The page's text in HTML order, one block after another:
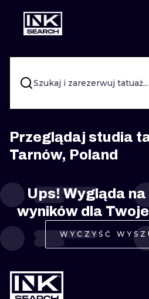
MIASTA
WARSZAWA
KRAKÓW
WROCŁAW
BERLIN
AMSTERDAM
PRAGA
Szukaj i zarezerwuj tatuaż...
Przeglądaj studia
Tarnów, Poland
Ups! Wygląda
wyników dla
WYCZYŚĆ